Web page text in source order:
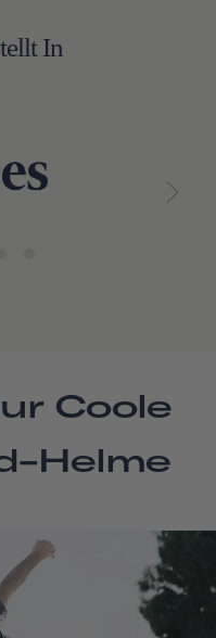
In
Coole
Helme